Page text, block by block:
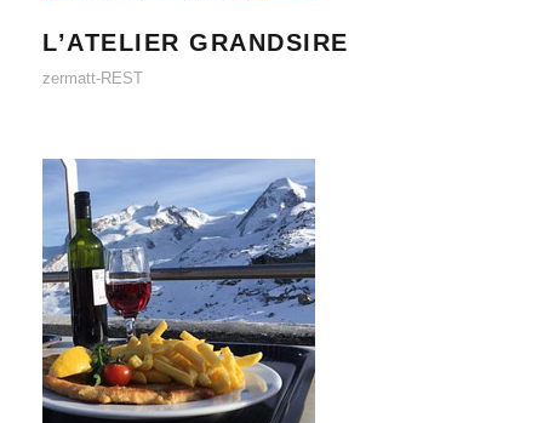
L’ATELIER GRANDSIRE
zermatt-REST
MATTERHORN GLACIER PARADISE
ON MOUNTAIN